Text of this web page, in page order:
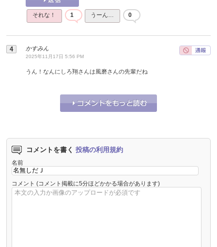
それな！ 1 うーん… 0
かすみん
2025年11月17日 5:56 PM
うん！なんにしろ翔さんは風磨さんの先輩だね
1 うーん… 0
コメントを書く 投稿の利用規約
名前
コメント (コメント掲載に5分ほどかかる場合があります)